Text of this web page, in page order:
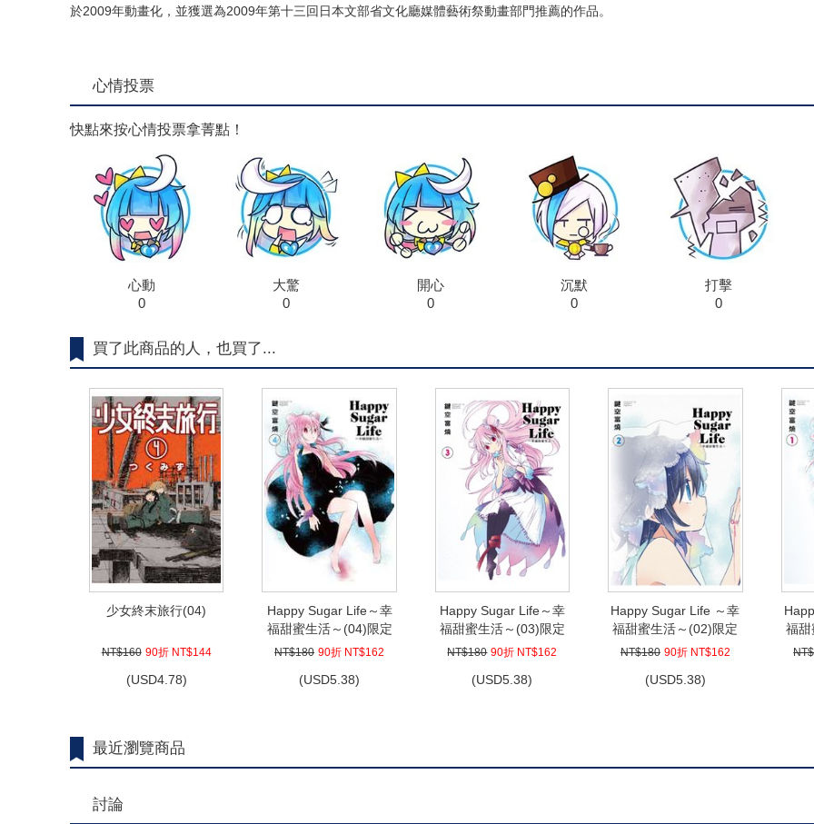
於2009年動畫化，並獲選為2009年第十三回日本文部省文化廳媒體藝術祭動畫部門推薦的作品。
心情投票
快點來按心情投票拿菁點！
心動
0
大驚
0
開心
0
沉默
0
打擊
0
買了此商品的人，也買了...
少女終末旅行(04)
NT$160 90折 NT$144
(USD4.78)
Happy Sugar Life～幸
福甜蜜生活～(04)限定
版
NT$180 90折 NT$162
(USD5.38)
Happy Sugar Life～幸
福甜蜜生活～(03)限定
版
NT$180 90折 NT$162
(USD5.38)
Happy Sugar Life ～幸
福甜蜜生活～(02)限定
版
NT$180 90折 NT$162
(USD5.38)
福
最近瀏覽商品
討論